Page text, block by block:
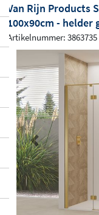
Van Rijn Products
100x90cm - helder
Artikelnummer: 3863735
Previous